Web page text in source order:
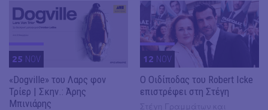
25 NOV
«Dogville» του Λαρς φον
Τρίερ | Σκην.: Άρης
Μπινιάρης
12 NOV
O Οιδίποδας του Robert Icke
επιστρέφει στη Στέγη